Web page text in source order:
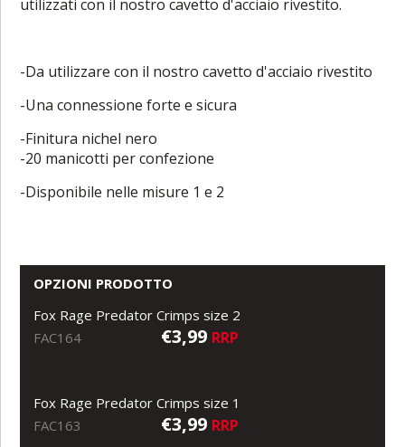
utilizzati con il nostro cavetto d'acciaio rivestito.
-Da utilizzare con il nostro cavetto d'acciaio rivestito
-Una connessione forte e sicura
-Finitura nichel nero
-20 manicotti per confezione
-Disponibile nelle misure 1 e 2
OPZIONI PRODOTTO
Fox Rage Predator Crimps size 2
FAC164
€3,99 RRP
Fox Rage Predator Crimps size 1
FAC163
€3,99 RRP